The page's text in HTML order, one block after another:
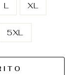
L XL
5XL